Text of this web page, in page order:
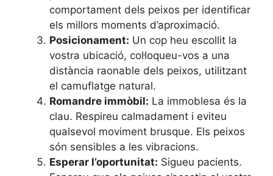
comportament dels peixos per identificar
els millors moments d’aproximació.
Posicionament: Un cop heu escollit la
vostra ubicació, col·loqueu-vos a una
distància raonable dels peixos, utilitzant
el camuflatge natural.
Romandre immòbil: La immoblesa és la
clau. Respireu calmadament i eviteu
qualsevol moviment brusque. Els peixos
són sensibles a les vibracions.
Esperar l’oportunitat: Sigueu pacients.